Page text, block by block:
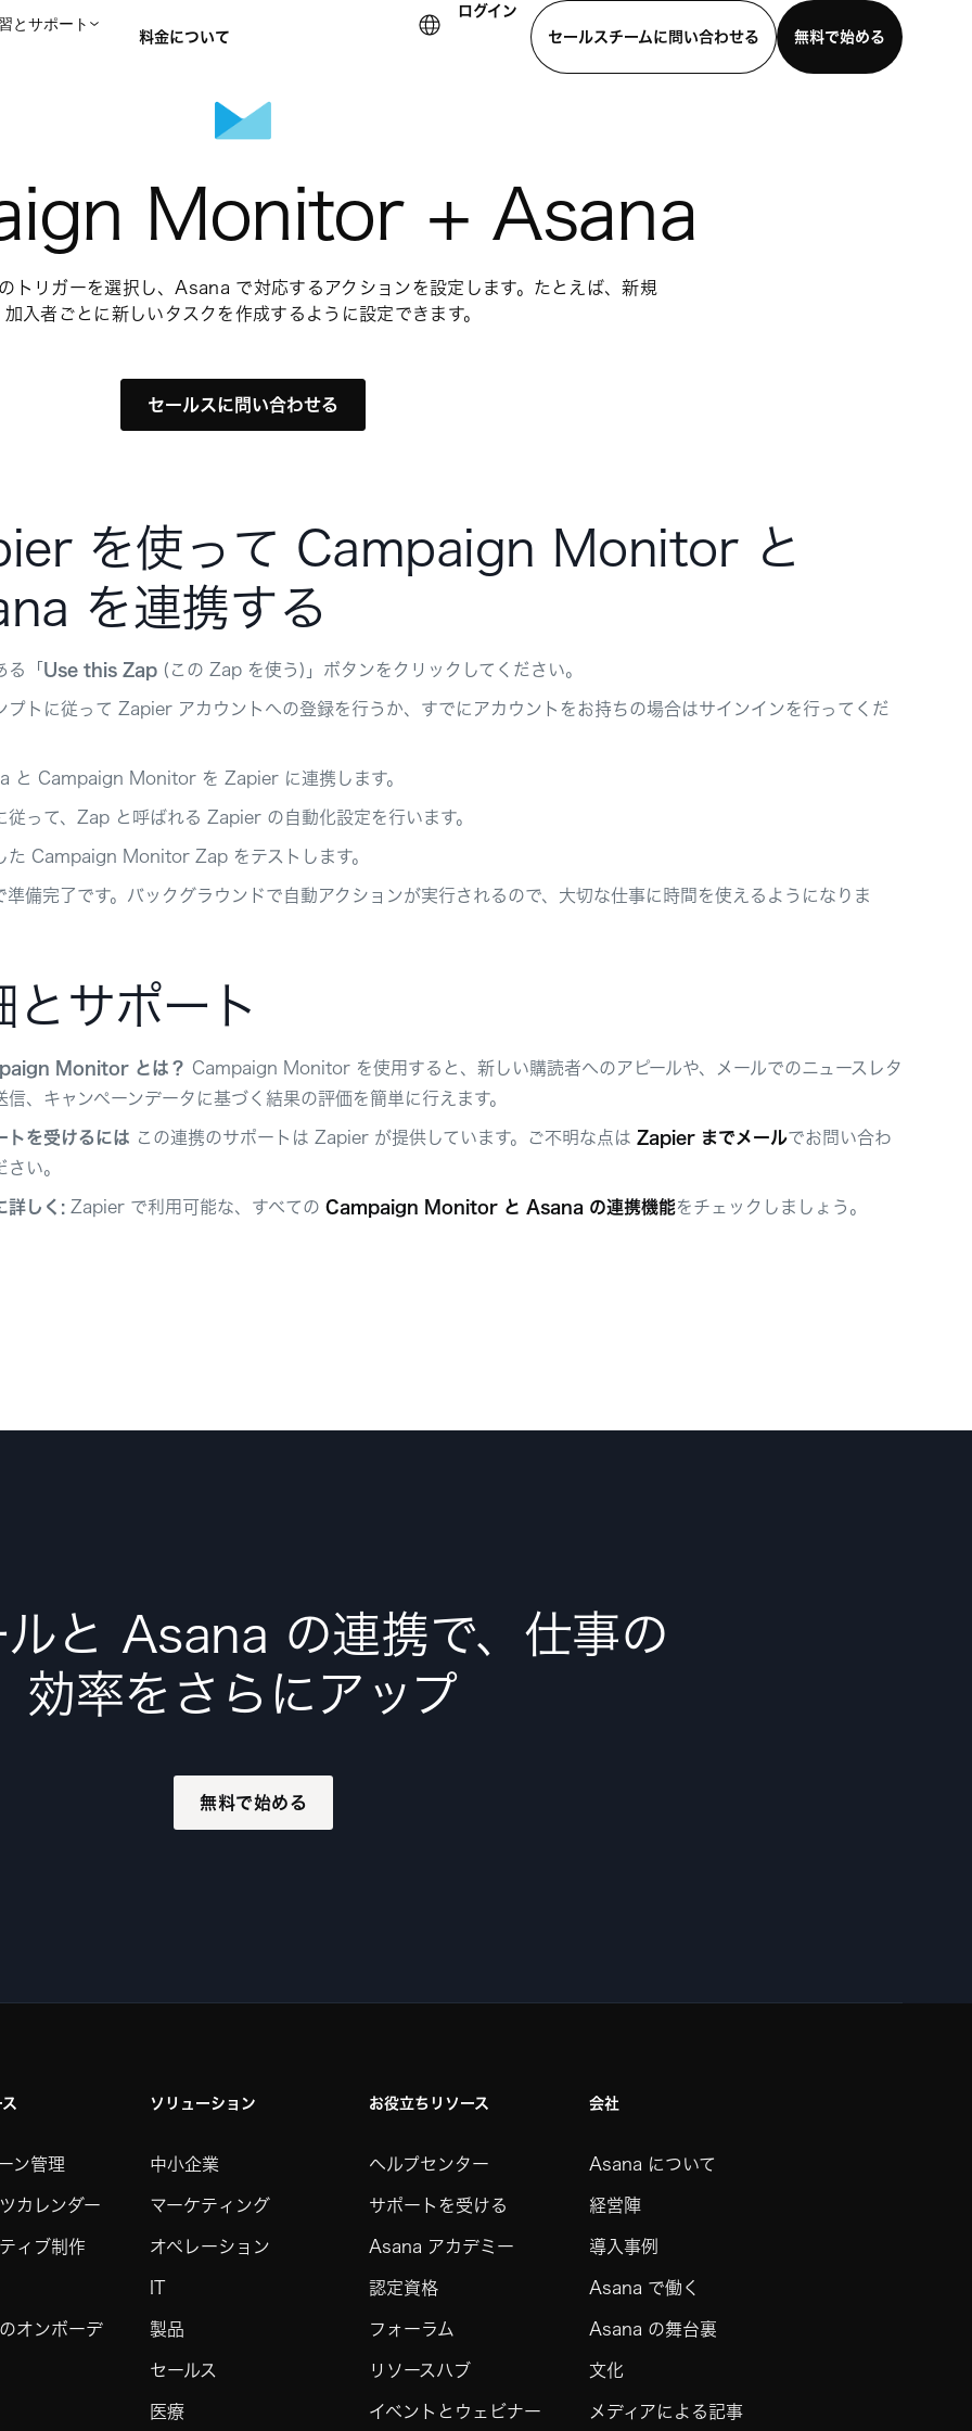
とサポート
料金について
ログイン
セールスチームに問い合わせる
無料で始める
Monitor + Asana
リガーを選択し、Asana で対応するアクションを設定します。たとえば、新規
加入者ごとに新しいタスクを作成するように設定できます。
セールスに問い合わせる
を使って Campaign Monitor と
を連携する
る「 Use this Zap (この Zap を使う)」ボタンをクリックしてください。
プトに従って Zapier アカウントへの登録を行うか、すでにアカウントをお持ちの場合はサインインを行ってくだ
と Campaign Monitor を Zapier に連携します。
従って、Zap と呼ばれる Zapier の自動化設定を行います。
た Campaign Monitor Zap をテストします。
準備完了です。バックグラウンドで自動アクションが実行されるので、大切な仕事に時間を使えるようになりま
とサポート
Monitor とは？ Campaign Monitor を使用すると、新しい購読者へのアピールや、メールでのニュースレタ
信、キャンペーンデータに基づく結果の評価を簡単に行えます。
トを受けるには この連携のサポートは Zapier が提供しています。ご不明な点は Zapier までメールでお問い合わ
さい。
詳しく: Zapier で利用可能な、すべての Campaign Monitor と Asana の連携機能をチェックしましょう。
と Asana の連携で、仕事の
効率をさらにアップ
無料で始める
ン管理
カレンダー
ィブ制作
オンボーデ
ソリューション
中小企業
マーケティング
オペレーション
IT
製品
セールス
医療
お役立ちリソース
ヘルプセンター
サポートを受ける
Asana アカデミー
認定資格
フォーラム
リソースハブ
イベントとウェビナー
会社
Asana について
経営陣
導入事例
Asana で働く
Asana の舞台裏
文化
メディアによる記事